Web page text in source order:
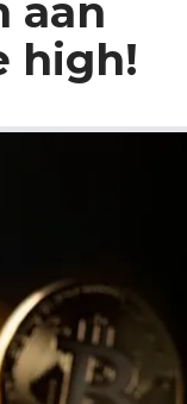
aan
high!